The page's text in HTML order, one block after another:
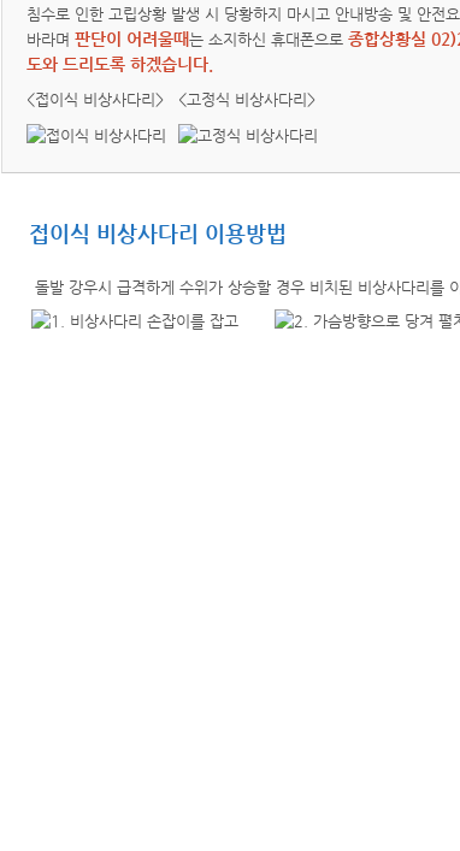
침수로 인한 고립상황 발생 시 당황하지 마시고 안내방송 및 안전
바라며 판단이 어려울때는 소지하신 휴대폰으로 종합상황실
도와 드리도록 하겠습니다.
<접이식 비상사다리> <고정식 비상사다리>
접이식 비상사다리 이용방법
돌발 강우시 급격하게 수위가 상승할 경우 비치된 비상사다리를